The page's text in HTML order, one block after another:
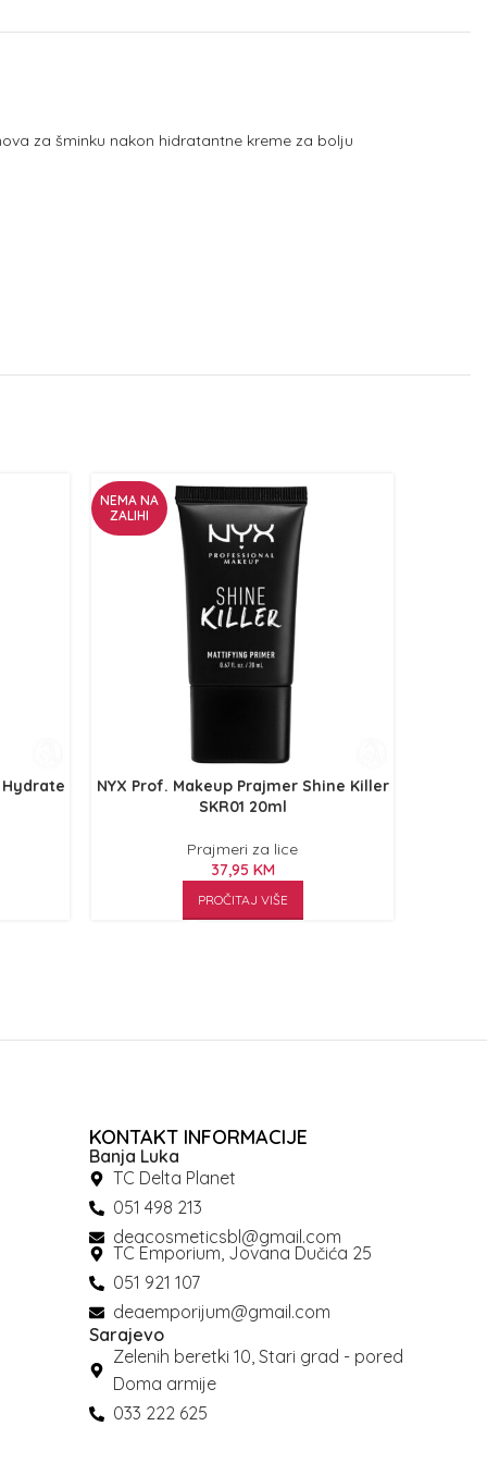
za šminku nakon hidratantne kreme za bolju
Hydrate
NEMA NA
ZALIHI
NYX Prof. Makeup Prajmer Shine Killer
SKR01 20ml
Prajmeri za lice
37,95 KM
PROČITAJ VIŠE
KONTAKT INFORMACIJE
Banja Luka
TC Delta Planet
051 498 213
deacosmeticsbl@gmail.com
TC Emporium, Jovana Dučića 25
051 921 107
deaemporijum@gmail.com
Sarajevo
Zelenih beretki 10, Stari grad - pored
Doma armije
033 222 625